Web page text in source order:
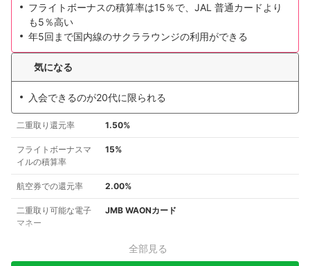
フライトボーナスの積算率は15％で、JAL 普通カードより
も5％高い
年5回まで国内線のサクララウンジの利用ができる
気になる
入会できるのが20代に限られる
二重取り還元率 1.50%
フライトボーナスマ
イルの積算率
15%
航空券での還元率 2.00%
二重取り可能な電子
マネー
JMB WAONカード
全部見る